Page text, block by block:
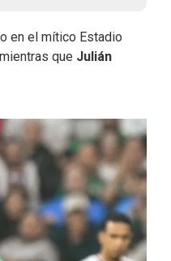
en el mítico Estadio
que Julián